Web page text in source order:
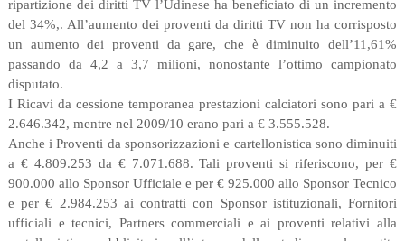
ripartizione dei diritti TV l’Udinese ha beneficiato di un incremento
del 34%,. All’aumento dei proventi da diritti TV non ha corrisposto
un aumento dei proventi da gare, che è diminuito dell’11,61%
passando da 4,2 a 3,7 milioni, nonostante l’ottimo campionato
disputato.
I Ricavi da cessione temporanea prestazioni calciatori sono pari a €
2.646.342, mentre nel 2009/10 erano pari a € 3.555.528.
Anche i Proventi da sponsorizzazioni e cartellonistica sono diminuiti
a € 4.809.253 da € 7.071.688. Tali proventi si riferiscono, per €
900.000 allo Sponsor Ufficiale e per € 925.000 allo Sponsor Tecnico
e per € 2.984.253 ai contratti con Sponsor istituzionali, Fornitori
ufficiali e tecnici, Partners commerciali e ai proventi relativi alla